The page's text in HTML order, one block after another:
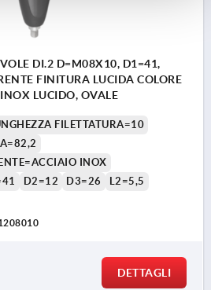
DI.2 D=M08X10, D1=41,
FINITURA LUCIDA COLORE
LUCIDO, OVALE
FILETTATURA=10
INOX
D2=12 D3=26
L2=5,5
DETTAGLI